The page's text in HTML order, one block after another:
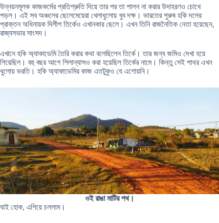
উন্নয়নমূলক কাজকর্মের প্রতিশ্রুতি দিয়ে তার পর তা পালন না করার উদাহরণও চোখে
পড়ল। এই সব অঞ্চলের ছেলেমেয়েরা খেলাধুলোয় খুব দক্ষ। ভারতের পুরুষ হকি দলের
প্রাক্তন অধিনায়ক দিলীপ তির্কেও এখানকার ছেলে। এখন তিনি রাজনৈতিক নেতা হয়েছেন,
রাজ্যসভার সাংসদ।
এখানে হকি অ্যাকাডেমি তৈরি করার কথা বলেছিলেন তির্কে। তার জন্য জমিও দেখা হয়ে
গিয়েছিল। বহু বছর আগে শিলান্যাসও করা হয়েছিল তির্কের নামে। কিন্তু সেই পাথর এখন
ধুলোয় ভরতি। হকি অ্যাকাডেমির কাজ এতটুকুও যে এগোয়নি।
ওই রাঙা মাটির পথ।
যাই হোক, এগিয়ে চললাম।